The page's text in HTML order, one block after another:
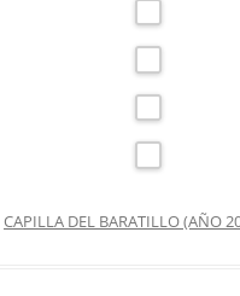
CAPILLA DEL BARATILLO (AÑO